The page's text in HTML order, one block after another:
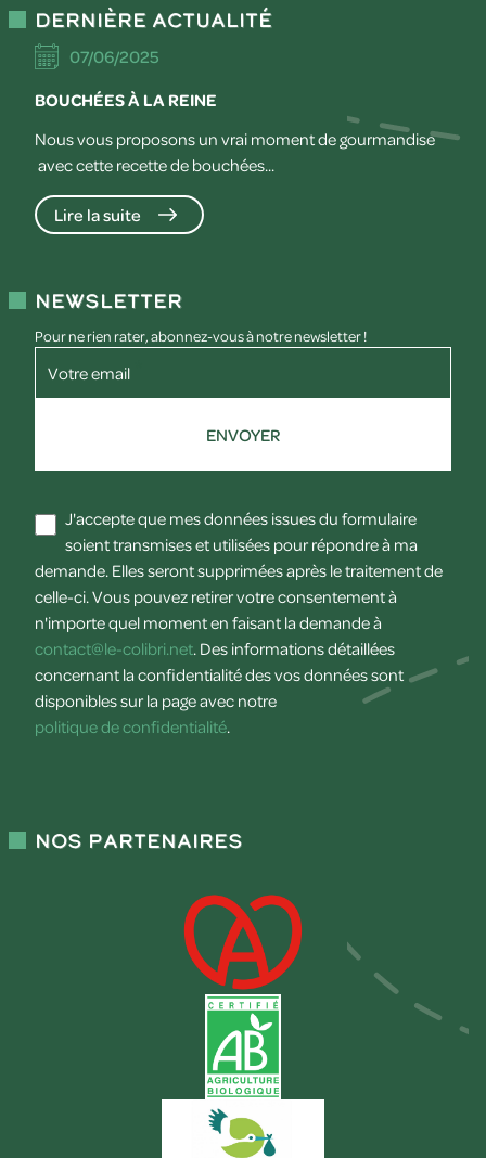
Dernière actualité
07/06/2025
BOUCHÉES À LA REINE
Nous vous proposons un vrai moment de gourmandise
avec cette recette de bouchées...
Lire la suite
Newsletter
Pour ne rien rater, abonnez-vous à notre newsletter !
Votre email
ENVOYER
J'accepte que mes données issues du formulaire
soient transmises et utilisées pour répondre à ma
demande. Elles seront supprimées après le traitement de
celle-ci. Vous pouvez retirer votre consentement à
n'importe quel moment en faisant la demande à
contact@le-colibri.net. Des informations détaillées
concernant la confidentialité des vos données sont
disponibles sur la page avec notre
politique de confidentialité.
Nos partenaires